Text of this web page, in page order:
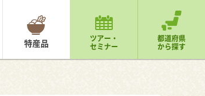
特産品 ツアー・
セミナー
都道府県
から探す